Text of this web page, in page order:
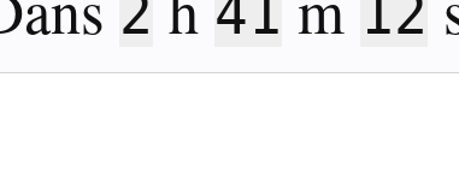
2 41 11